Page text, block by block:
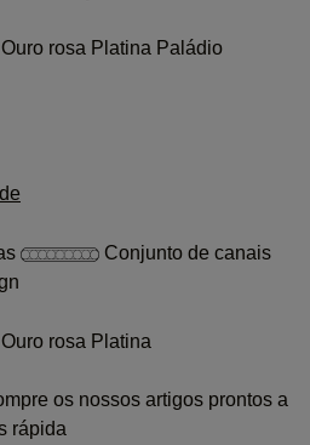
Ouro rosa Platina Paládio
Conjunto de canais
Ouro rosa Platina
os nossos artigos prontos a
rápida